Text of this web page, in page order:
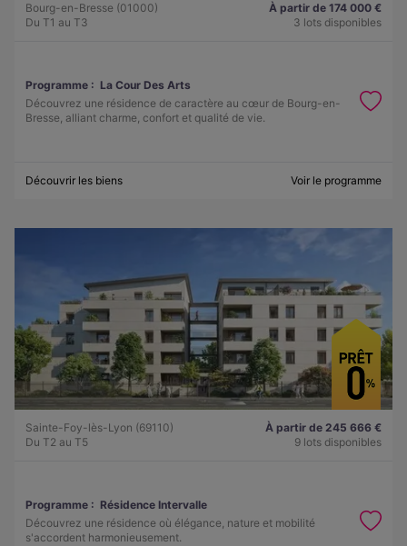
Bourg-en-Bresse (01000)
Du T1 au T3
À partir de 174 000 €
3 lots disponibles
Programme : La Cour Des Arts
Découvrez une résidence de caractère au cœur de Bourg-en-
Bresse, alliant charme, confort et qualité de vie.
Découvrir les biens Voir le programme
Sainte-Foy-lès-Lyon (69110)
Du T2 au T5
À partir de 245 666 €
9 lots disponibles
Programme : Résidence Intervalle
Découvrez une résidence où élégance, nature et mobilité
s'accordent harmonieusement.